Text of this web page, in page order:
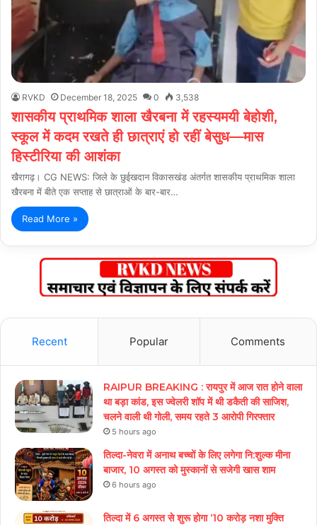
RVKD December 18, 2025 0 3,538
शासकीय प्राथमिक शाला खैरबना में रहस्यमयी बेहोशी,
स्कूल में कदम रखते ही छात्राएं हो रहीं बेसुध—मास
हिस्टीरिया की आशंका
खैरागढ़। CG NEWS: जिले के छुईखदान विकासखंड अंतर्गत शासकीय प्राथमिक शाला
खैरबना में बीते एक सप्ताह से छात्राओं के बार-बार…
Read More »
Recent Popular Comments
RAIPUR BREAKING : रायपुर में आज रात होने वाला
था बड़ा कांड, इस ज्वेलरी शॉप में थी डकैती की साजिश,
चलने वाली थी गोली, समय रहते 3 आरोपी गिरफ्तार
5 hours ago
तिल्दा-नेवरा में अनाथ बच्चों के लिए लगेगा नि:शुल्क मीना
बाजार, 10 अगस्त को मुस्कानों से सजेगी खास शाम
6 hours ago
तिल्दा में 6 अगस्त से शुरू होगा ‘10 करोड़ नशा मुक्ति